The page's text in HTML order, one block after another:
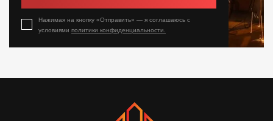
Нажимая на кнопку «Отправить» — я соглашаюсь с
условиями политики конфиденциальности.